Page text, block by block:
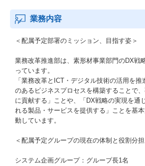
業務内容
＜配属予定部署のミッション、目指す姿＞
業務改革推進部は、素形材事業部門のDX戦
っています。
「業務改革とICT・デジタル技術の活用を
のあるビジネスプロセスを構築することで
に貢献する」ことや、「DX戦略の実現を通
れる製品・サービスを提供する」ことを基
動しています。
＜配属予定グループの現在の体制と役割分担
システム企画グループ：グループ長1名